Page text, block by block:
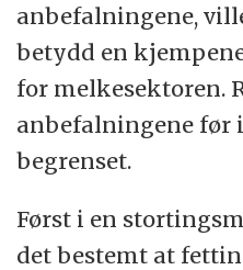
anbefalningene,
betydd en
for melkesektoren.
anbefalningene før i
begrenset.
Først i en
det bestemt at